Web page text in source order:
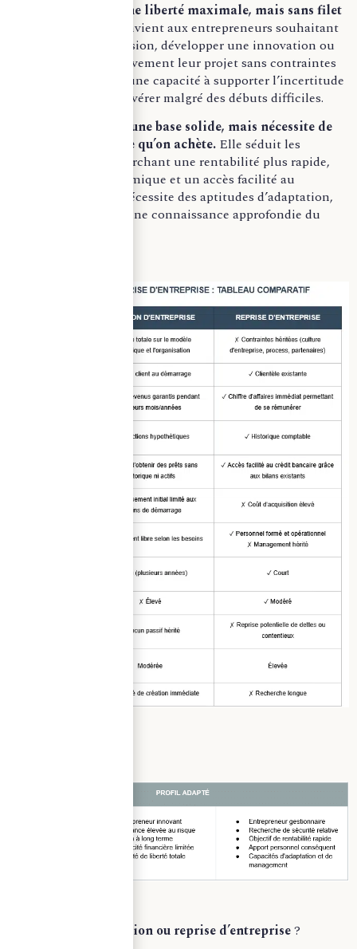
La création offre une liberté maximale, mais sans filet
Elle convient aux entrepreneurs souhaitant
implémenter leur vision, développer une innovation ou
construire progressivement leur projet sans contraintes
héritées. Elle exige une capacité à supporter l’incertitude
financière et à persévérer malgré des débuts difficiles.
La reprise propose une base solide, mais nécessite de
bien comprendre ce qu’on achète. Elle séduit les
entrepreneurs recherchant une rentabilité plus rapide,
une visibilité économique et un accès facilité au
financement. Elle nécessite des aptitudes d’adaptation,
de management et une connaissance approfondie du
création ou reprise d’entreprise?